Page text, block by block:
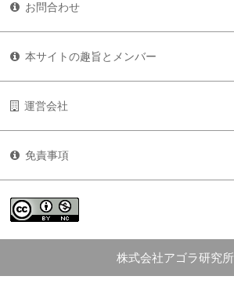
お問合わせ
本サイトの趣旨とメンバー
運営会社
免責事項
株式会社アゴラ研究所